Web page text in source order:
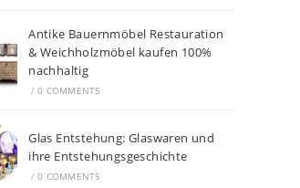
Antike Bauernmöbel Restauration
& Weichholzmöbel kaufen 100%
nachhaltig
/ 0 COMMENTS
Glas Entstehung: Glaswaren und
ihre Entstehungsgeschichte
/ 0 COMMENTS